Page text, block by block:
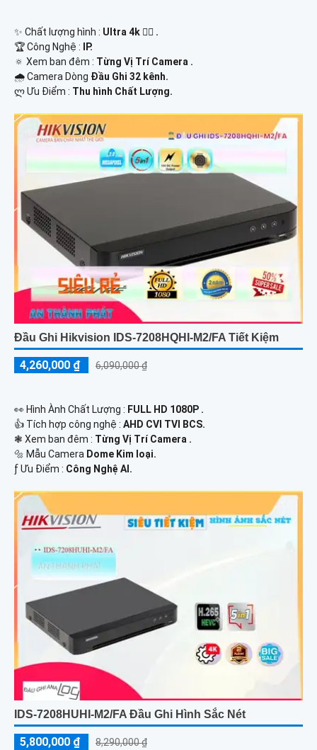
✨ Chất lượng hình : Ultra 4k 👍🏾 .
🏆 Công Nghệ :
IP.
🔅 Xem ban đêm : Từng Vị Trí Camera .
🌧️ Camera Dòng Đầu Ghi 32 kênh.
️ლ Ưu Điểm : Thu hình Chất Lượng.
Đầu Ghi Hikvision IDS-7208HQHI-M2/FA Tiết Kiệm
4,260,000 ₫ 6,090,000 ₫
️👀 Hình Ành Chất Lượng : FULL HD 1080P .
👍 Tích hợp công nghệ : AHD CVI TVI BCS.
❃ Xem ban đêm : Từng Vị Trí Camera .
🔩 Mẫu Camera Dome Kim loại.
️ƒ Ưu Điểm : Công Nghệ AI.
IDS-7208HUHI-M2/FA Đầu Ghi Hình Sắc Nét
5,800,000 ₫ 8,290,000 ₫